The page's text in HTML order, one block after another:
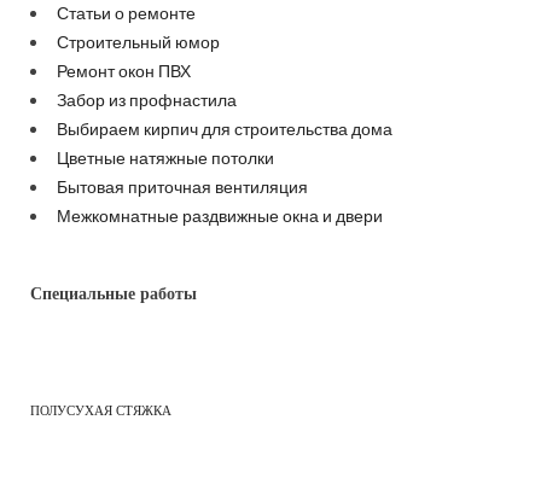
Статьи о ремонте
Строительный юмор
Ремонт окон ПВХ
Забор из профнастила
Выбираем кирпич для строительства дома
Цветные натяжные потолки
Бытовая приточная вентиляция
Межкомнатные раздвижные окна и двери
Специальные работы
ПОЛУСУХАЯ СТЯЖКА